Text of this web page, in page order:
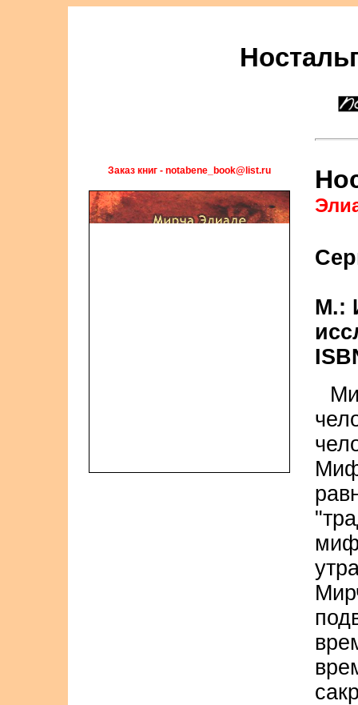
Заказ книг - notabene_book@list.ru
М.: